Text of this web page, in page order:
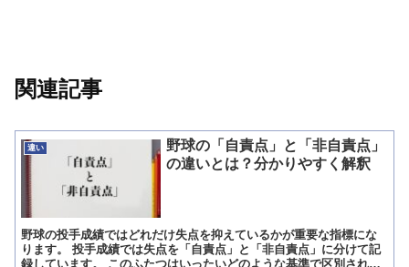
関連記事
違い
野球の「自責点」と「非自責点」
の違いとは？分かりやすく解釈
野球の投手成績ではどれだけ失点を抑えているかが重要な指標にな
ります。 投手成績では失点を「自責点」と「非自責点」に分けて記
録しています。 このふたつはいったいどのような基準で区別されて